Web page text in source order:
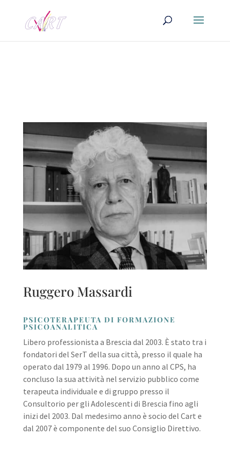
Ruggero Massardi
PSICOTERAPEUTA DI FORMAZIONE
PSICOANALITICA
Libero professionista a Brescia dal 2003. È stato tra i
fondatori del SerT della sua città, presso il quale ha
operato dal 1979 al 1996. Dopo un anno al CPS, ha
concluso la sua attività nel servizio pubblico come
terapeuta individuale e di gruppo presso il
Consultorio per gli Adolescenti di Brescia fino agli
inizi del 2003. Dal medesimo anno è socio del Cart e
dal 2007 è componente del suo Consiglio Direttivo.